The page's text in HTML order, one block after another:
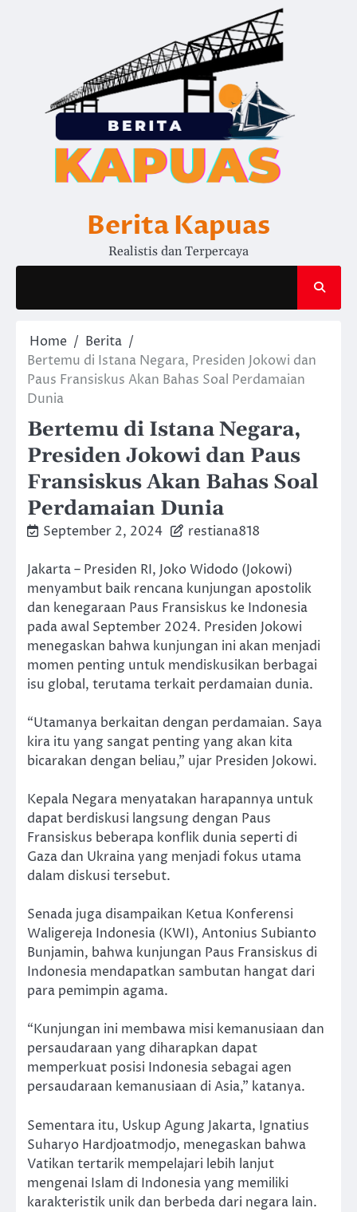
Berita Kapuas
Realistis dan Terpercaya
Home
Berita
Bertemu di Istana Negara, Presiden Jokowi dan
Paus Fransiskus Akan Bahas Soal Perdamaian
Dunia
Bertemu di Istana Negara,
Presiden Jokowi dan Paus
Fransiskus Akan Bahas Soal
Perdamaian Dunia
September 2, 2024 restiana818
Jakarta – Presiden RI, Joko Widodo (Jokowi)
menyambut baik rencana kunjungan apostolik
dan kenegaraan Paus Fransiskus ke Indonesia
pada awal September 2024. Presiden Jokowi
menegaskan bahwa kunjungan ini akan menjadi
momen penting untuk mendiskusikan berbagai
isu global, terutama terkait perdamaian dunia.
“Utamanya berkaitan dengan perdamaian. Saya
kira itu yang sangat penting yang akan kita
bicarakan dengan beliau,” ujar Presiden Jokowi.
Kepala Negara menyatakan harapannya untuk
dapat berdiskusi langsung dengan Paus
Fransiskus beberapa konflik dunia seperti di
Gaza dan Ukraina yang menjadi fokus utama
dalam diskusi tersebut.
Senada juga disampaikan Ketua Konferensi
Waligereja Indonesia (KWI), Antonius Subianto
Bunjamin, bahwa kunjungan Paus Fransiskus di
Indonesia mendapatkan sambutan hangat dari
para pemimpin agama.
“Kunjungan ini membawa misi kemanusiaan dan
persaudaraan yang diharapkan dapat
memperkuat posisi Indonesia sebagai agen
persaudaraan kemanusiaan di Asia,” katanya.
Sementara itu, Uskup Agung Jakarta, Ignatius
Suharyo Hardjoatmodjo, menegaskan bahwa
Vatikan tertarik mempelajari lebih lanjut
mengenai Islam di Indonesia yang memiliki
karakteristik unik dan berbeda dari negara lain.